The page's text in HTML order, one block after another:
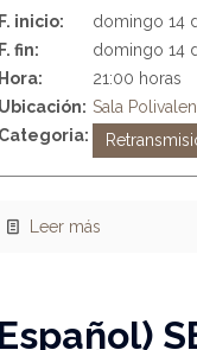
inicio:
domingo 14
fin:
domingo 14
21:00 horas
Sala
Leer más